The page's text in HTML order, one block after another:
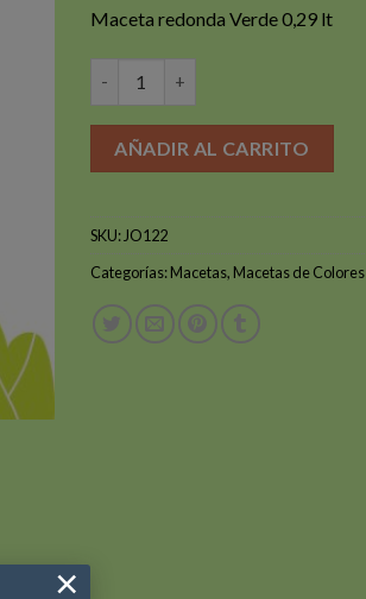
original
era:
$200.
actual
Maceta redonda Verde 0,29 lt
AÑADIR AL CARRITO
SKU: JO122
Categorías:Macetas, Macetas de Colores
×